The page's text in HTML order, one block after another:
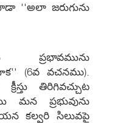
''అలా జరుగును
(6వ వచనము).
తిరిగివచ్చుట
మన ప్రభువును
కల్వరి సిలువపై